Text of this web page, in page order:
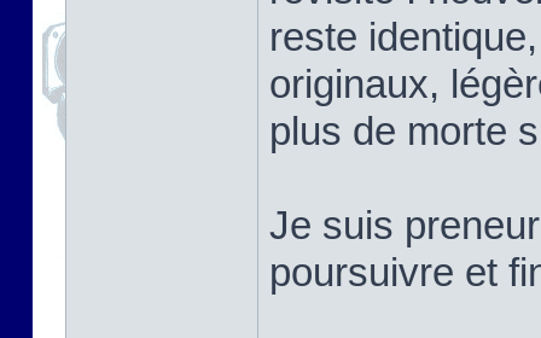
reste
originaux,
plus de morte
Je suis
poursuivre et